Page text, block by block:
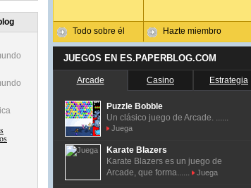
Todo sobre él Hazte miembro
JUEGOS EN ES.PAPERBLOG.COM
Arcade Casino Estrategia
Puzzle Bobble
Un clásico juego de Arcade. ......
Juega
Karate Blazers
Karate Blazers es un juego de
Arcade, que forma......
Juega